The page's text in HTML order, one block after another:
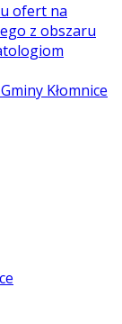
ofert na
z obszaru
Kłomnice